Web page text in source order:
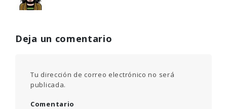
Deja un comentario
Tu dirección de correo electrónico no será
publicada.
Comentario